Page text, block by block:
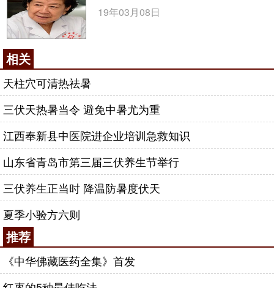
19年03月08日
相关
天柱穴可清热祛暑
三伏天热暑当令 避免中暑尤为重
江西奉新县中医院进企业培训急救知识
山东省青岛市第三届三伏养生节举行
三伏养生正当时 降温防暑度伏天
夏季小验方六则
推荐
《中华佛藏医药全集》首发